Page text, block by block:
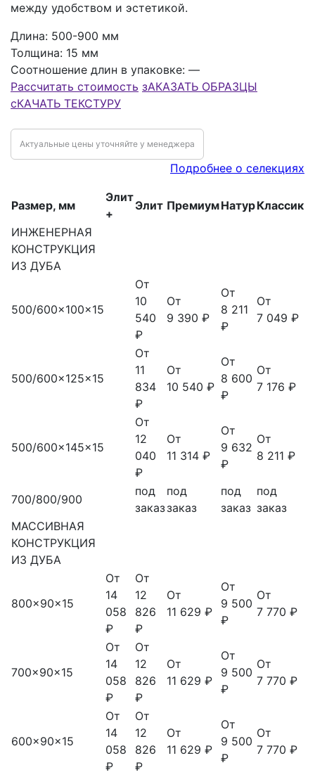
между удобством и эстетикой.
Длина: 500-900 мм
Толщина: 15 мм
Соотношение длин в упаковке: —
Рассчитать стоимость зАКАЗАТЬ ОБРАЗЦЫ
сКАЧАТЬ ТЕКСТУРУ
Актуальные цены уточняйте у менеджера
Подробнее о селекциях
Размер, мм
Элит
+
Элит ПремиумНатурКлассик
ИНЖЕНЕРНАЯ
КОНСТРУКЦИЯ
ИЗ ДУБА
500/600x100x15
От
10
540
₽
От
9 390 ₽
От
8 211
₽
От
7 049 ₽
500/600x125x15
От
11
834
₽
От
10 540 ₽
От
8 600
₽
От
7 176 ₽
500/600x145x15
От
12
040
₽
От
11 314 ₽
От
9 632
₽
От
8 211 ₽
700/800/900
под
заказ
под
заказ
под
заказ
под
заказ
МАССИВНАЯ
КОНСТРУКЦИЯ
ИЗ ДУБА
800x90x15
От
14
058
₽
От
12
826
₽
От
11 629 ₽
От
9 500
₽
От
7 770 ₽
700x90x15
От
14
058
₽
От
12
826
₽
От
11 629 ₽
От
9 500
₽
От
7 770 ₽
600x90x15
От
14
058
₽
От
12
826
₽
От
11 629 ₽
От
9 500
₽
От
7 770 ₽